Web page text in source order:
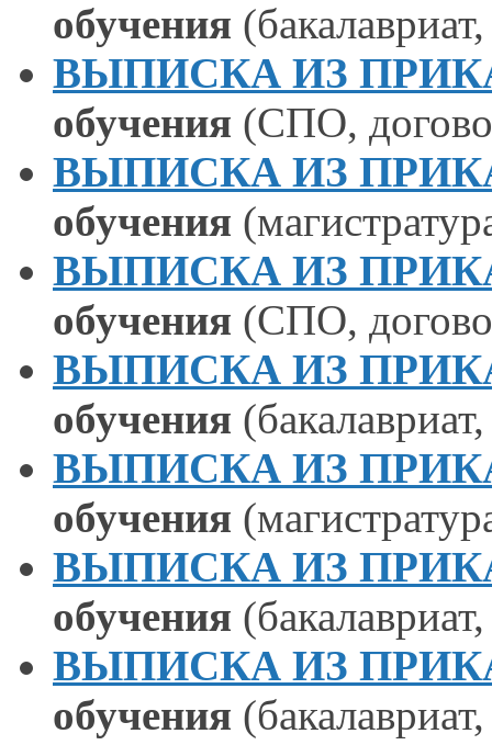
обучения
ВЫПИСКА ИЗ
обучения (СПО,
ВЫПИСКА ИЗ
обучения
ВЫПИСКА ИЗ
обучения (СПО,
ВЫПИСКА ИЗ
обучения
ВЫПИСКА ИЗ
обучения
ВЫПИСКА ИЗ
обучения
ВЫПИСКА ИЗ
обучения